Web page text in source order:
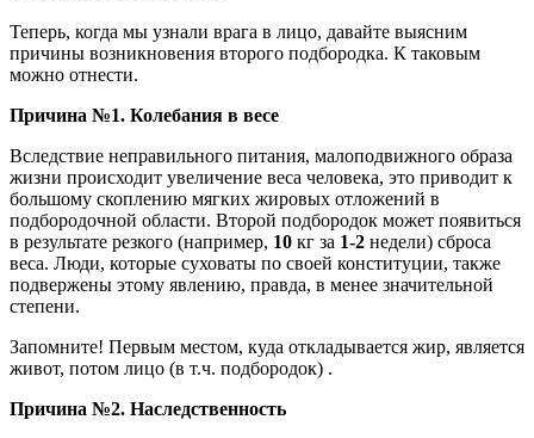
Теперь, когда мы узнали врага в лицо, давайте выясним
причины возникновения второго подбородка. К таковым
можно отнести.
Причина №1. Колебания в весе
Вследствие неправильного питания, малоподвижного образа
жизни происходит увеличение веса человека, это приводит к
большому скоплению мягких жировых отложений в
подбородочной области. Второй подбородок может появиться
в результате резкого (например, 10 кг за 1-2 недели) сброса
веса. Люди, которые суховаты по своей конституции, также
подвержены этому явлению, правда, в менее значительной
степени.
Запомните! Первым местом, куда откладывается жир, является
живот, потом лицо (в т.ч. подбородок) .
Причина №2. Наследственность